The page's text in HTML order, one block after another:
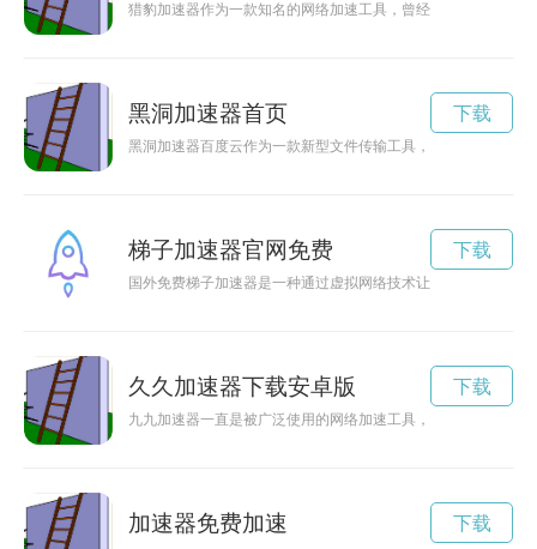
猎豹加速器作为一款知名的网络加速工具，曾经推出过多个老
黑洞加速器首页
黑洞加速器百度云作为一款新型文件传输工具，可以帮助用户
下载
梯子加速器官网免费
国外免费梯子加速器是一种通过虚拟网络技术让用户突破地理
下载
久久加速器下载安卓版
九九加速器一直是被广泛使用的网络加速工具，2023年推出了
下载
加速器免费加速 下载